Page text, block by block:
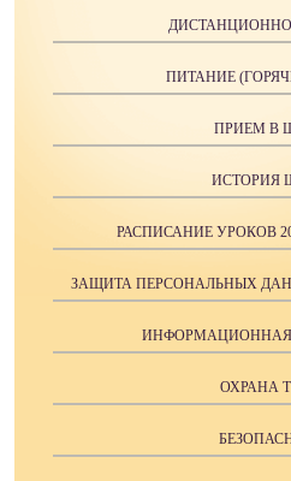
ПИТАНИЕ
ПРИЕМ В
ИСТОРИЯ
РАСПИСАНИЕ УРОКОВ
ЗАЩИТА ПЕРСОНАЛЬНЫХ
ИНФОРМАЦИОННАЯ
ОХРАНА